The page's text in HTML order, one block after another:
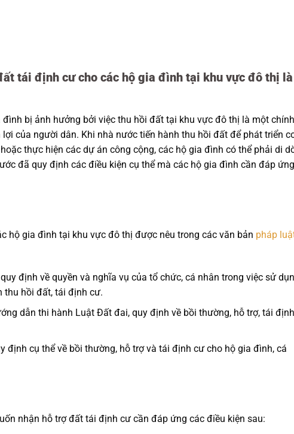
tái định cư cho các hộ gia đình tại khu vực đô thị là
bị ảnh hưởng bởi việc thu hồi đất tại khu vực đô thị là một chính
của người dân. Khi nhà nước tiến hành thu hồi đất để phát triển
thực hiện các dự án công cộng, các hộ gia đình có thể phải di
đã quy định các điều kiện cụ thể mà các hộ gia đình cần đáp
hộ gia đình tại khu vực đô thị được nêu trong các văn bản pháp
định về quyền và nghĩa vụ của tổ chức, cá nhân trong việc sử
thu hồi đất, tái định cư.
dẫn thi hành Luật Đất đai, quy định về bồi thường, hỗ trợ, tái
định cụ thể về bồi thường, hỗ trợ và tái định cư cho hộ gia đình, cá
nhận hỗ trợ đất tái định cư cần đáp ứng các điều kiện sau: